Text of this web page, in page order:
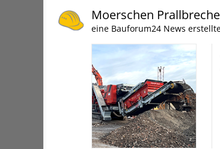
Moerschen
eine Bauforum24 News